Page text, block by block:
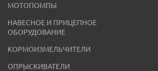
МОТОПОМПЫ
НАВЕСНОЕ И ПРИЦЕПНОЕ
ОБОРУДОВАНИЕ
КОРМОИЗМЕЛЬЧИТЕЛИ
ОПРЫСКИВАТЕЛИ